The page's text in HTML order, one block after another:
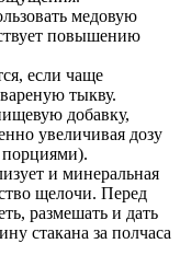
медовую
повышению
если чаще
тыкву.
добавку,
увеличивая дозу
и минеральная
щелочи. Перед
размешать и дать
стакана за полчаса